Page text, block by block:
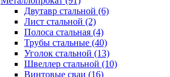
Двутавр стальной (6)
Лист стальной (2)
Полоса стальная (4)
Трубы стальные (40)
Уголок стальной (13)
Швеллер стальной (10)
Винтовые сваи (16)